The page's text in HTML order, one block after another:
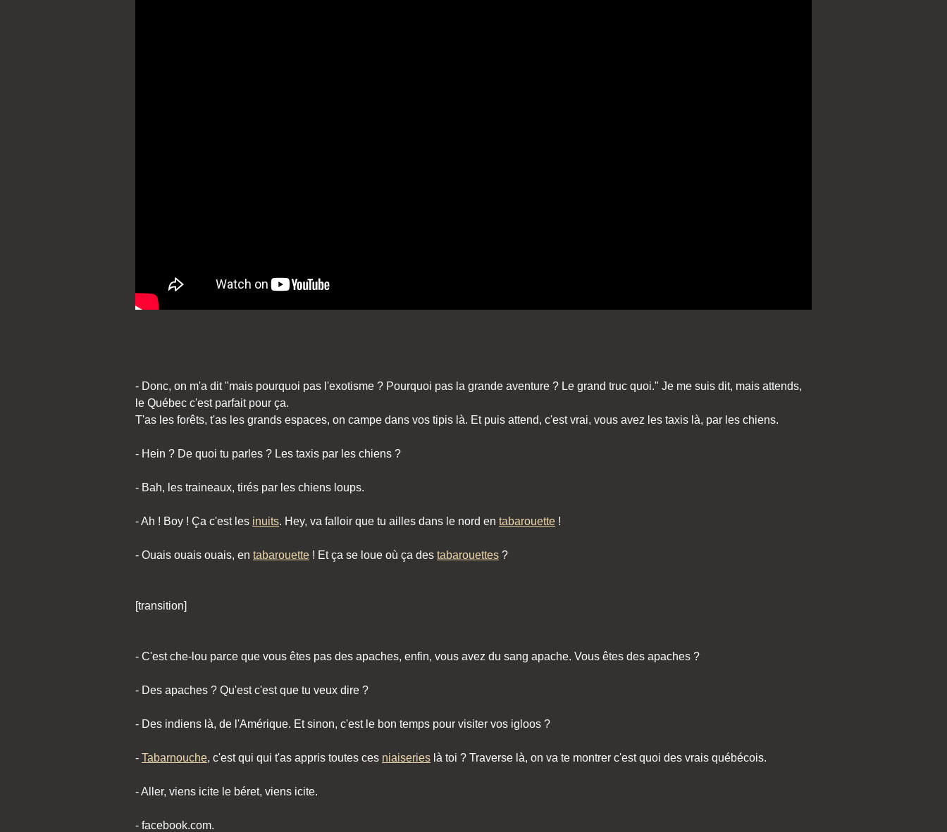
- Donc, on m'a dit "mais pourquoi pas l'exotisme ? Pourquoi pas la grande aventure ? Le grand truc quoi." Je me suis dit, mais attends,
le Québec c'est parfait pour ça.
T'as les forêts, t'as les grands espaces, on campe dans vos tipis là. Et puis attend, c'est vrai, vous avez les taxis là, par les chiens.
- Hein ? De quoi tu parles ? Les taxis par les chiens ?
- Bah, les traineaux, tirés par les chiens loups.
- Ah ! Boy ! Ça c'est les inuits. Hey, va falloir que tu ailles dans le nord en tabarouette !
- Ouais ouais ouais, en tabarouette ! Et ça se loue où ça des tabarouettes ?
[transition]
- C'est che-lou parce que vous êtes pas des apaches, enfin, vous avez du sang apache. Vous êtes des apaches ?
- Des apaches ? Qu'est c'est que tu veux dire ?
- Des indiens là, de l'Amérique. Et sinon, c'est le bon temps pour visiter vos igloos ?
- Tabarnouche, c'est qui qui t'as appris toutes ces niaiseries là toi ? Traverse là, on va te montrer c'est quoi des vrais québécois.
- Aller, viens icite le béret, viens icite.
- facebook.com.